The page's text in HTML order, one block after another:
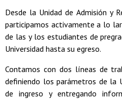
Desde la Unidad de Admisión y
participamos activamente a lo
de las y los estudiantes de
Universidad hasta su egreso.
Contamos con dos líneas de
definiendo los parámetros de la
de ingreso y entregando